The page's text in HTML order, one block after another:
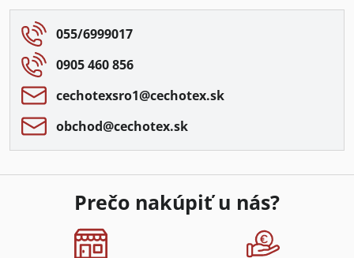
055/6999017
0905 460 856
cechotexsro1​@cechotex​.sk
obchod​@cechotex​.sk
Prečo nakúpiť u nás?